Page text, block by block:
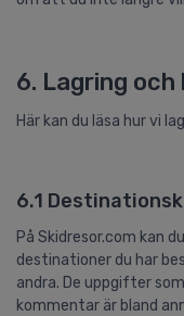
6. Lagring
Här kan du läsa hur vi
6.1
På Skidresor.com kan
destinationer du har
andra. De uppgifter
kommentar är bland